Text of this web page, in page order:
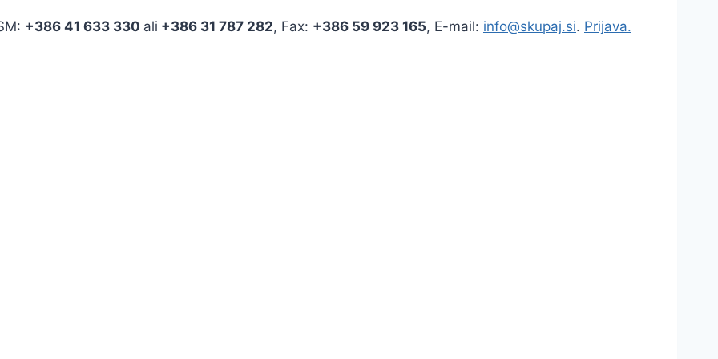
+386 41 633 330 ali +386 31 787 282, Fax: +386 59 923 165, E-mail: info@skupaj.si. Prijava.